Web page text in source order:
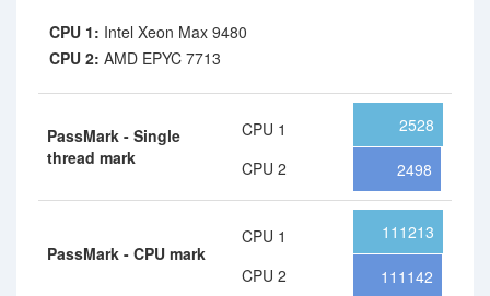
CPU 1: Intel Xeon Max 9480
CPU 2: AMD EPYC 7713
PassMark - Single
thread mark
CPU 1
CPU 2
2528
2498
PassMark - CPU mark
CPU 1
CPU 2
111213
111142